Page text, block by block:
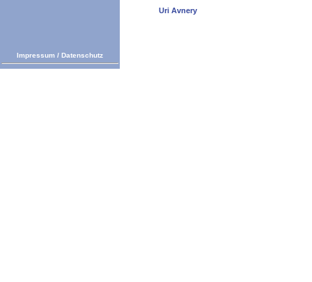
Uri Avnery
Impressum / Datenschutz